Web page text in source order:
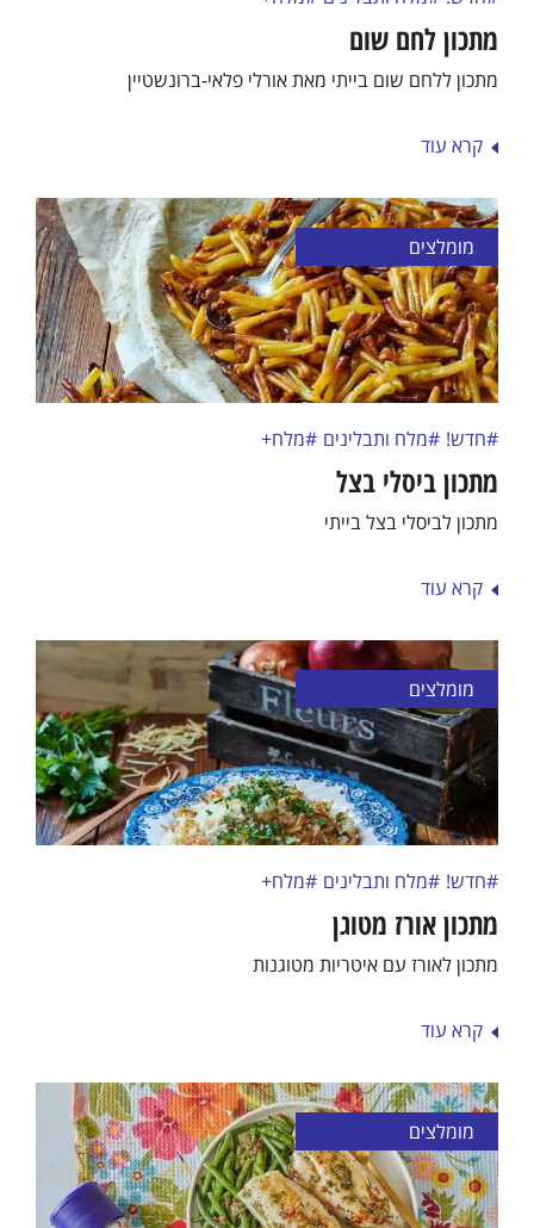
מתכון לחם שום
מתכון ללחם שום בייתי מאת אורלי פלאי-ברונשטיין
קרא עוד
מומלצים
#חדש! #מלח ותבלינים #מלח+
מתכון ביסלי בצל
מתכון לביסלי בצל בייתי
קרא עוד
מומלצים
#חדש! #מלח ותבלינים #מלח+
מתכון אורז מטוגן
מתכון לאורז עם איטריות מטוגנות
קרא עוד
מומלצים